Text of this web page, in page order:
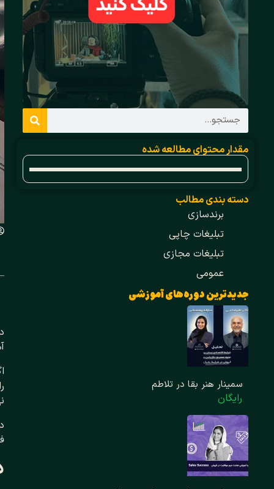
مقدار محتوای مطالعه شده
دسته بندی مطالب
برندسازی
تبلیغات چاپی
تبلیغات مجازی
عمومی
جدیدترین دوره‌های آموزشی
سمینار هنر بقا در تلاطم
رایگان